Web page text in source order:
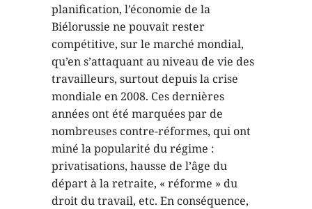
planification, l’économie de la
Biélorussie ne pouvait rester
compétitive, sur le marché mondial,
qu’en s’attaquant au niveau de vie des
travailleurs, surtout depuis la crise
mondiale en 2008. Ces dernières
années ont été marquées par de
nombreuses contre-réformes, qui ont
miné la popularité du régime :
privatisations, hausse de l’âge du
départ à la retraite, « réforme » du
droit du travail, etc. En conséquence,